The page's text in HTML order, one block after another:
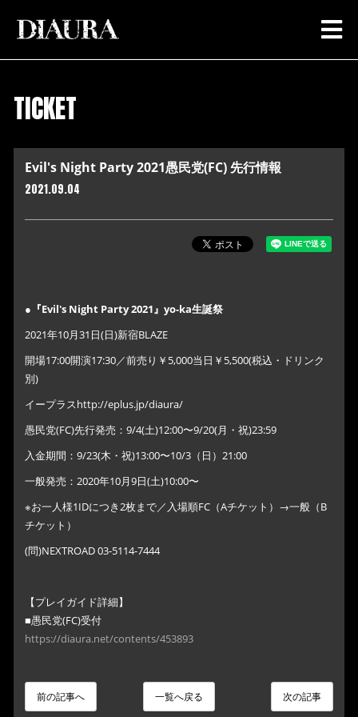
TICKET
Evil's Night Party 2021愚民党(FC) 先行情報
2021.09.04
●『Evil's Night Party 2021』yo-ka生誕祭
2021年10月31日(日)新宿BLAZE
開場17:00開演17:30／前売り￥5,000当日￥5,500(税込・ドリンク
別)
イープラスhttp://eplus.jp/diaura/
愚民党(FC)先行発売：9/4(土)12:00〜9/20(月・祝)23:59
入金期間：9/23(木・祝)13:00〜10/3（日）21:00
一般発売：2020年10月9日(土)10:00〜
※お一人様1IDにつき2枚まで／入場順FC（Aチケット）→一般（B
チケット）
(問)NEXTROAD 03-5114-7444
【プレイガイド詳細】
■愚民党(FC)受付
https://diaura.net/contents/453893
次の記事
一覧へ戻る
前の記事へ